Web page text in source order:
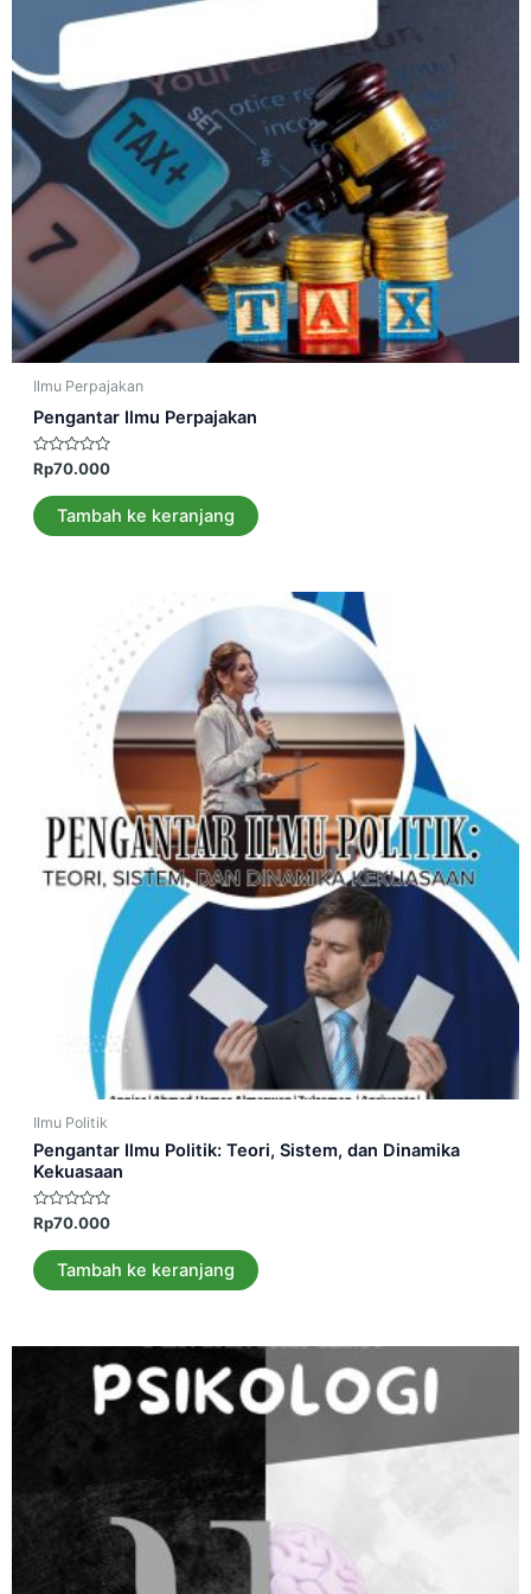
Ilmu Perpajakan
Pengantar Ilmu Perpajakan
Dinilai
dari
5
Rp70.000
Tambah ke keranjang
Ilmu Politik
Pengantar Ilmu Politik: Teori, Sistem, dan Dinamika
Kekuasaan
Dinilai
dari
5
Rp70.000
Tambah ke keranjang